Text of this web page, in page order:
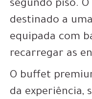
segundo piso.
destinado a
equipada com
recarregar as
O buffet
da experiência,